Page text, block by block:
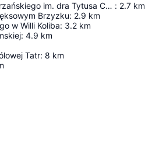
Gmach Główny Muzeum Tatrzańskiego im. dra Tytusa Chałubińskiego : 2.7 km
Brzyzku: 2.9 km
w Willi Koliba: 3.2 km
: 4.9 km
Tatr: 8 km